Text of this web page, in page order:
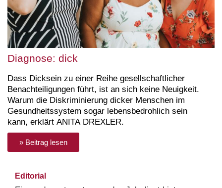
Diagnose: dick
Dass Dicksein zu einer Reihe gesellschaftlicher
Benachteiligungen führt, ist an sich keine Neuigkeit.
Warum die Diskriminierung dicker Menschen im
Gesundheitssystem sogar lebensbedrohlich sein
kann, erklärt ANITA DREXLER.
» Beitrag lesen
Editorial